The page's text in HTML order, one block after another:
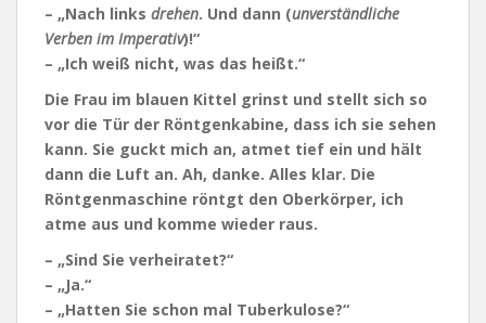
– „Nach links drehen. Und dann (unverständliche
Verben im Imperativ)!“
– „Ich weiß nicht, was das heißt.“
Die Frau im blauen Kittel grinst und stellt sich so
vor die Tür der Röntgenkabine, dass ich sie sehen
kann. Sie guckt mich an, atmet tief ein und hält
dann die Luft an. Ah, danke. Alles klar. Die
Röntgenmaschine röntgt den Oberkörper, ich
atme aus und komme wieder raus.
– „Sind Sie verheiratet?“
– „Ja.“
– „Hatten Sie schon mal Tuberkulose?“